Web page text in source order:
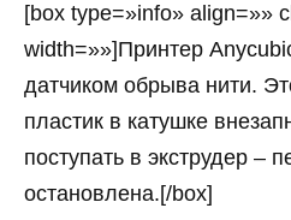
[box type=»info» align=»»
width=»»]Принтер
датчиком обрыва нити.
пластик в катушке
поступать в экструдер –
остановлена.[/box]